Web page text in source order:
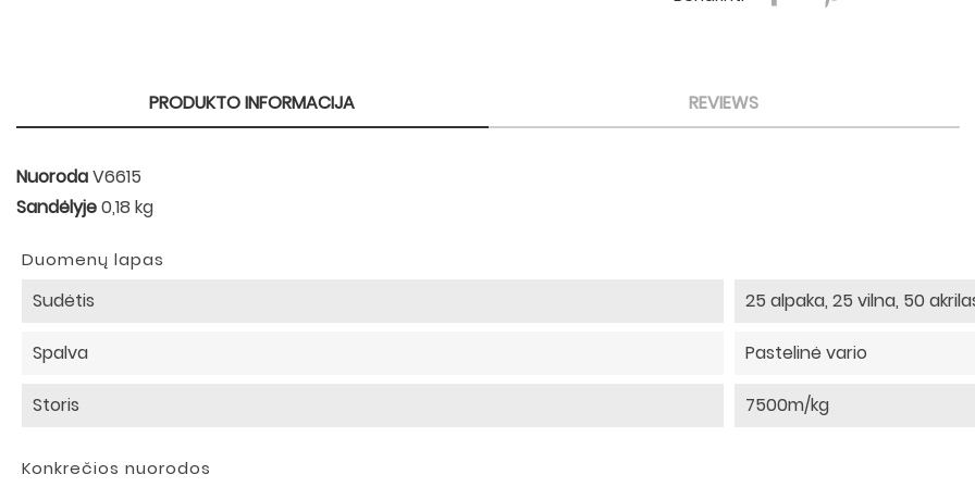
PRODUKTO INFORMACIJA REVIEWS
NuorodaV6615
Sandėlyje0,18 kg
Duomenų lapas
Sudėtis 25 alpaka, 25 vilna, 50
Spalva Pastelinė vario
Storis 7500m/kg
Konkrečios nuorodos